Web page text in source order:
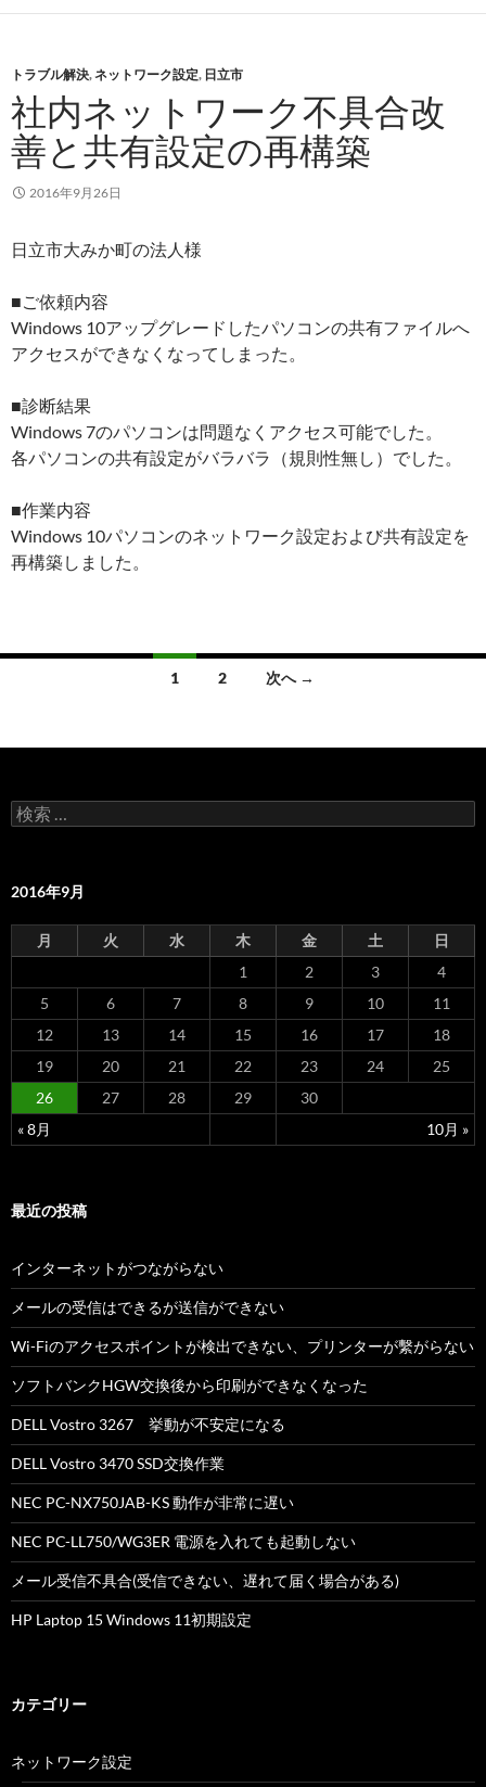
トラブル解決,ネットワーク設定, 日立市
社内ネットワーク不具合改
善と共有設定の再構築
2016年9月26日
日立市大みか町の法人様
■ご依頼内容
Windows 10アップグレードしたパソコンの共有ファイルへ
アクセスができなくなってしまった。
■診断結果
Windows 7のパソコンは問題なくアクセス可能でした。
各パソコンの共有設定がバラバラ（規則性無し）でした。
■作業内容
Windows 10パソコンのネットワーク設定および共有設定を
再構築しました。
稿
ナ
ビ
ー
ョ
ン
1 2 次へ →
検
索
2016年9月
月 火 水 木 金 土 日
« 8月 10月 »
1 2 3
4
5
6 7 8 9 10
11
12
13 14 15 16 17
18
19
20 21 22 23 24
25
26
27 28 29 30
最近の投稿
インターネットがつながらない
メールの受信はできるが送信ができない
Wi-Fiのアクセスポイントが検出できない、プリンターが繫がらない
ソフトバンクHGW交換後から印刷ができなくなった
DELL Vostro 3267 挙動が不安定になる
DELL Vostro 3470 SSD交換作業
NEC PC-NX750JAB-KS 動作が非常に遅い
NEC PC-LL750/WG3ER 電源を入れても起動しない
メール受信不具合(受信できない、遅れて届く場合がある)
HP Laptop 15 Windows 11初期設定
カテゴリー
ネットワーク設定